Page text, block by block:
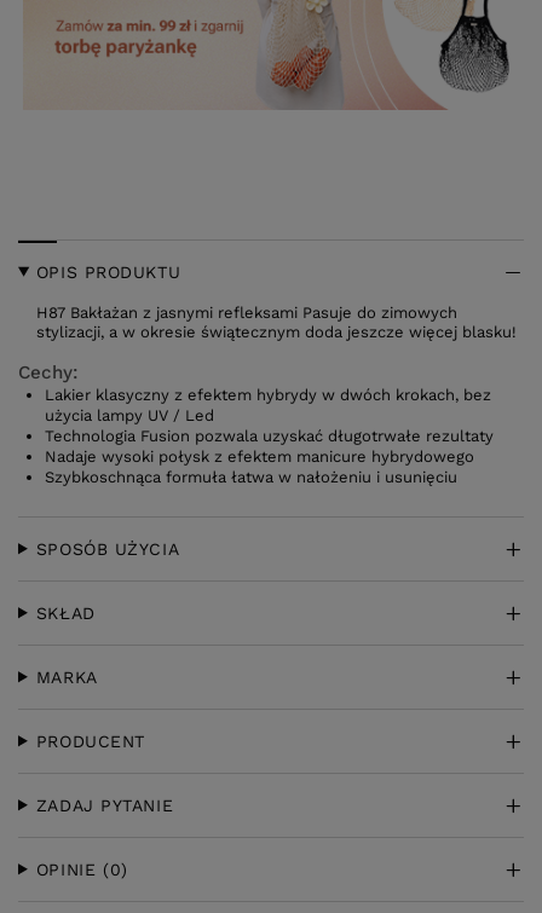
OPIS PRODUKTU
H87 Bakłażan z jasnymi refleksami Pasuje do zimowych
stylizacji, a w okresie świątecznym doda jeszcze więcej blasku!
Cechy:
Lakier klasyczny z efektem hybrydy w dwóch krokach, bez
użycia lampy UV / Led
Technologia Fusion pozwala uzyskać długotrwałe rezultaty
Nadaje wysoki połysk z efektem manicure hybrydowego
Szybkoschnąca formuła łatwa w nałożeniu i usunięciu
SPOSÓB UŻYCIA
SKŁAD
MARKA
PRODUCENT
ZADAJ PYTANIE
OPINIE (0)